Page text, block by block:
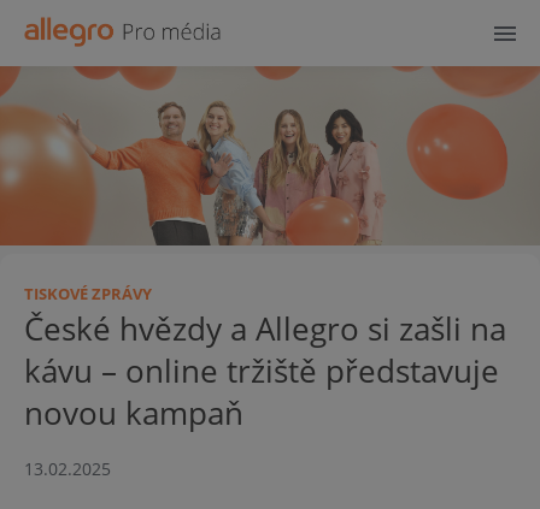
TISKOVÉ ZPRÁVY
České hvězdy a Allegro si zašli na
kávu – online tržiště představuje
novou kampaň
13.02.2025